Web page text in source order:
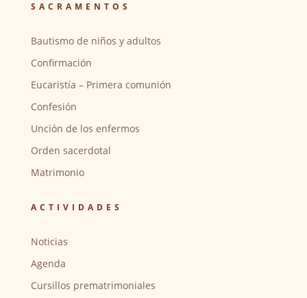
SACRAMENTOS
Bautismo de niños y adultos
Confirmación
Eucaristía – Primera comunión
Confesión
Unción de los enfermos
Orden sacerdotal
Matrimonio
ACTIVIDADES
Noticias
Agenda
Cursillos prematrimoniales